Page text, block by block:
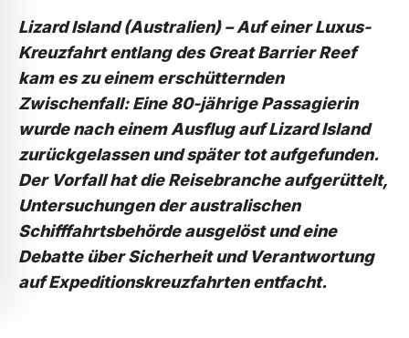
Lizard Island (Australien) –Auf einer Luxus-
Kreuzfahrt entlang des Great Barrier Reef
kam es zu einem erschütternden
Zwischenfall: Eine 80-jährige Passagierin
wurde nach einem Ausflug auf Lizard Island
zurückgelassen und später tot aufgefunden.
Der Vorfall hat die Reisebranche aufgerüttelt,
Untersuchungen der australischen
Schifffahrtsbehörde ausgelöst und eine
Debatte über Sicherheit und Verantwortung
auf Expeditionskreuzfahrten entfacht.